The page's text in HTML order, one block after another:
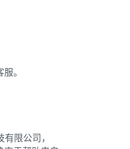
。
限公司，